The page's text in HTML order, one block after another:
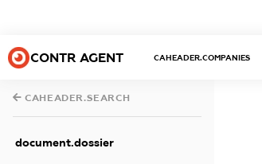
CONTR AGENT CAHEADER.COMPANIES
CAHEADER.SEARCH
document.dossier